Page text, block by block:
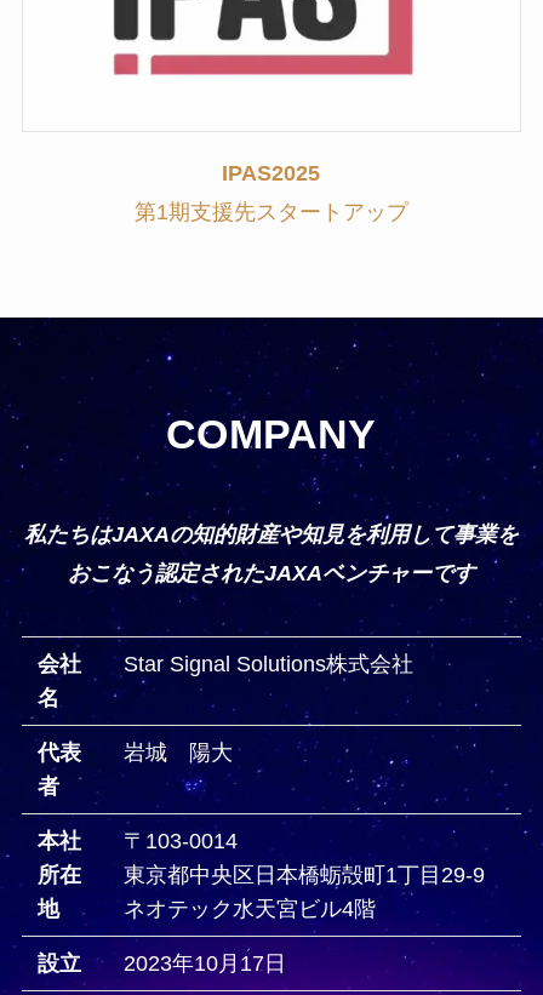
IPAS2025
第1期支援先スタートアップ
COMPANY
私たちはJAXAの知的財産や知見を利用して事業を
おこなう認定されたJAXAベンチャーです
会社
名
Star Signal Solutions株式会社
代表
者
岩城 陽大
本社
所在
地
〒103-0014
東京都中央区日本橋蛎殻町1丁目29‐9
ネオテック水天宮​ビル4階
設立 2023年10月17日